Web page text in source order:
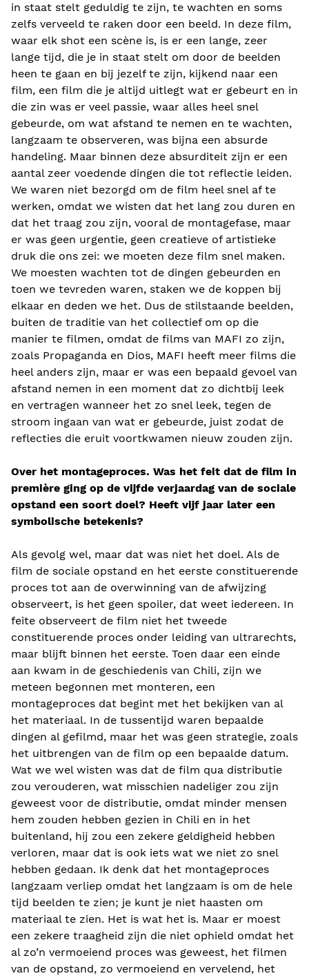
in staat stelt geduldig te zijn, te wachten en soms
zelfs verveeld te raken door een beeld. In deze film,
waar elk shot een scène is, is er een lange, zeer
lange tijd, die je in staat stelt om door de beelden
heen te gaan en bij jezelf te zijn, kijkend naar een
film, een film die je altijd uitlegt wat er gebeurt en in
die zin was er veel passie, waar alles heel snel
gebeurde, om wat afstand te nemen en te wachten,
langzaam te observeren, was bijna een absurde
handeling. Maar binnen deze absurditeit zijn er een
aantal zeer voedende dingen die tot reflectie leiden.
We waren niet bezorgd om de film heel snel af te
werken, omdat we wisten dat het lang zou duren en
dat het traag zou zijn, vooral de montagefase, maar
er was geen urgentie, geen creatieve of artistieke
druk die ons zei: we moeten deze film snel maken.
We moesten wachten tot de dingen gebeurden en
toen we tevreden waren, staken we de koppen bij
elkaar en deden we het. Dus de stilstaande beelden,
buiten de traditie van het collectief om op die
manier te filmen, omdat de films van MAFI zo zijn,
zoals Propaganda en Dios, MAFI heeft meer films die
heel anders zijn, maar er was een bepaald gevoel van
afstand nemen in een moment dat zo dichtbij leek
en vertragen wanneer het zo snel leek, tegen de
stroom ingaan van wat er gebeurde, juist zodat de
reflecties die eruit voortkwamen nieuw zouden zijn.
Over het montageproces. Was het feit dat de film in
première ging op de vijfde verjaardag van de sociale
opstand een soort doel? Heeft vijf jaar later een
symbolische betekenis?
Als gevolg wel, maar dat was niet het doel. Als de
film de sociale opstand en het eerste constituerende
proces tot aan de overwinning van de afwijzing
observeert, is het geen spoiler, dat weet iedereen. In
feite observeert de film niet het tweede
constituerende proces onder leiding van ultrarechts,
maar blijft binnen het eerste. Toen daar een einde
aan kwam in de geschiedenis van Chili, zijn we
meteen begonnen met monteren, een
montageproces dat begint met het bekijken van al
het materiaal. In de tussentijd waren bepaalde
dingen al gefilmd, maar het was geen strategie, zoals
het uitbrengen van de film op een bepaalde datum.
Wat we wel wisten was dat de film qua distributie
zou verouderen, wat misschien nadeliger zou zijn
geweest voor de distributie, omdat minder mensen
hem zouden hebben gezien in Chili en in het
buitenland, hij zou een zekere geldigheid hebben
verloren, maar dat is ook iets wat we niet zo snel
hebben gedaan. Ik denk dat het montageproces
langzaam verliep omdat het langzaam is om de hele
tijd beelden te zien; je kunt je niet haasten om
materiaal te zien. Het is wat het is. Maar er moest
een zekere traagheid zijn die niet ophield omdat het
al zo’n vermoeiend proces was geweest, het filmen
van de opstand, zo vermoeiend en vervelend, het